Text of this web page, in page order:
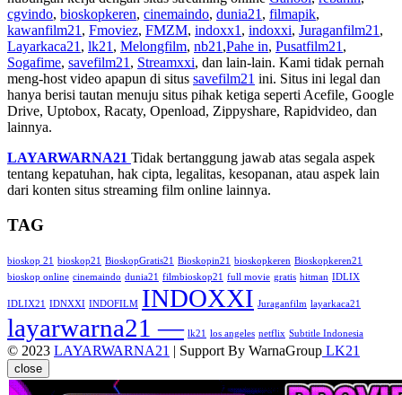
cgvindo, bioskopkeren, cinemaindo, dunia21 , filmapik,
kawanfilm21 , Fmoviez, FMZM, indoxx1 , indoxxi, Juraganfilm21 ,
Layarkaca21 , lk21 , Melongfilm, nb21 ,Pahe in, Pusatfilm21 ,
Sogafime, savefilm21 , Streamxxi, dan lain-lain. Kami tidak pernah
meng-host video apapun di situs savefilm21 ini. Situs ini legal dan
hanya berisi tautan menuju situs pihak ketiga seperti Acefile, Google
Drive, Uptobox, Racaty, Openload, Zippyshare, Rapidvideo, dan
lainnya.
LAYARWARNA21 Tidak bertanggung jawab atas segala aspek
tentang kepatuhan, hak cipta, legalitas, kesopanan, atau aspek lain
dari konten situs streaming film online lainnya.
TAG
bioskop 21 bioskop21 BioskopGratis21 Bioskopin21 bioskopkeren Bioskopkeren21
bioskop online cinemaindo dunia21 filmbioskop21 full movie gratis hitman IDLIX
IDLIX21 IDNXXI INDOFILM INDOXXI Juraganfilm layarkaca21
layarwarna21 — lk21 los angeles netflix Subtitle Indonesia
© 2023 LAYARWARNA21 | Support By WarnaGroup LK21
close